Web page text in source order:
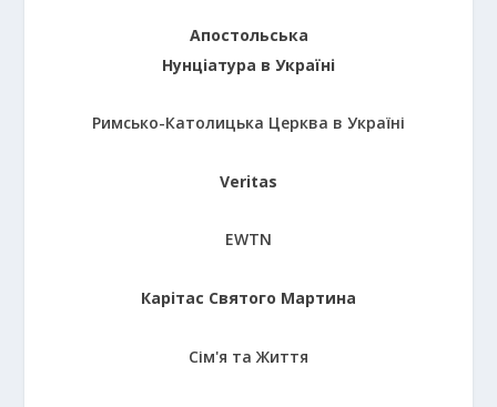
Апостольська
Нунціатура в Україні
Римсько-Католицька Церква в Україні
Veritas
EWTN
Карітас Святого Мартина
Сім'я та Життя